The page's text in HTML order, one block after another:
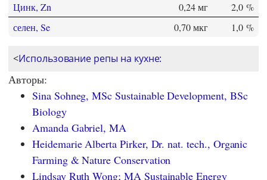
Цинк, Zn
0,24 мг
2,0 %
селен, Se
0,70 мкг 1,0 %
<Использование репы на кухне:
Авторы:
Sina Sohneg, MSc Sustainable Development, BSc
Biology
Amanda Gabriel, MA
Heidemarie Alberta Pirker, Dr. nat. tech., Organic
Farming & Nature Conservation
Lindsay Ruth Wong; MA Sustainable Energy